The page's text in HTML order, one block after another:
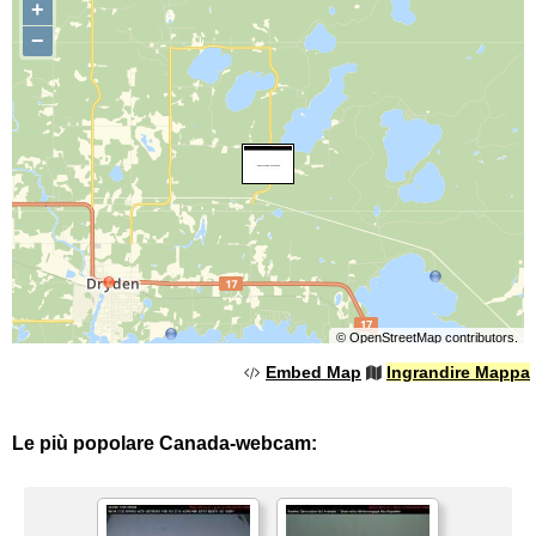
+
−
© OpenStreetMapcontributors.
Embed Map Ingrandire Mappa
Le più popolare Canada-webcam: